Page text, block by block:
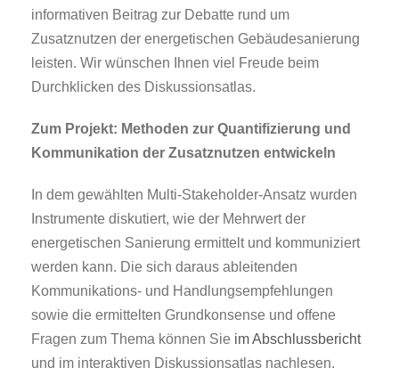
informativen Beitrag zur Debatte rund um
Zusatznutzen der energetischen Gebäudesanierung
leisten. Wir wünschen Ihnen viel Freude beim
Durchklicken des Diskussionsatlas.
Zum Projekt: Methoden zur Quantifizierung und
Kommunikation der Zusatznutzen entwickeln
In dem gewählten Multi-Stakeholder-Ansatz wurden
Instrumente diskutiert, wie der Mehrwert der
energetischen Sanierung ermittelt und kommuniziert
werden kann. Die sich daraus ableitenden
Kommunikations- und Handlungsempfehlungen
sowie die ermittelten Grundkonsense und offene
Fragen zum Thema können Sie im Abschlussbericht
und im interaktiven Diskussionsatlas nachlesen.